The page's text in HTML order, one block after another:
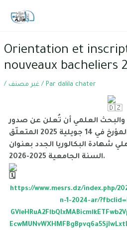
Orientation et
nouveaux bacheliers
/ غير مصنف/ Par dalila chater
والبحث العلمي أن تُعلن عن صدور
المنشور الوزاري رقم 01 المؤرخ في 14 جويلية 2025 المتعلّق
شهادة البكالوريا الجدد بعنوان
السنة الجامعية 2025-2026.
https://www.mesrs.dz/index.php/
n-1-2024-ar/